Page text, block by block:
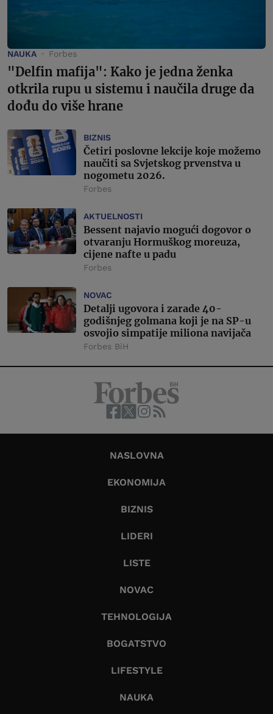
NAUKA Forbes
"Delfin mafija": Kako je jedna ženka
otkrila rupu u sistemu i naučila druge da
dođu do više hrane
BIZNIS
Četiri poslovne lekcije koje možemo
naučiti sa Svjetskog prvenstva u
nogometu 2026.
Forbes
AKTUELNOSTI
Bessent najavio mogući dogovor o
otvaranju Hormuškog moreuza,
cijene nafte u padu
Forbes
NOVAC
Detalji ugovora i zarade 40-
godišnjeg golmana koji je na SP-u
osvojio simpatije miliona navijača
Forbes BiH
NASLOVNA
EKONOMIJA
BIZNIS
LIDERI
LISTE
NOVAC
TEHNOLOGIJA
BOGATSTVO
LIFESTYLE
NAUKA